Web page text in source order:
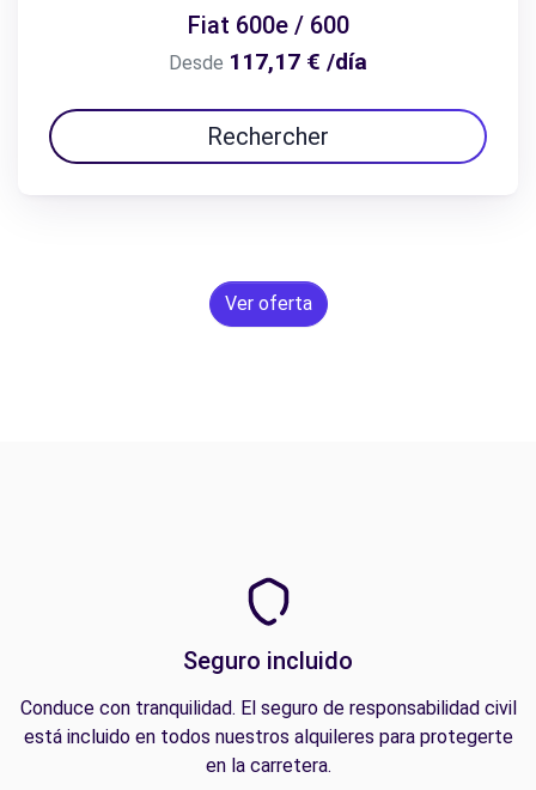
Fiat 600e / 600
Desde 117,17 € /día
Rechercher
Ver oferta
Seguro incluido
Conduce con tranquilidad. El seguro de responsabilidad civil
está incluido en todos nuestros alquileres para protegerte
en la carretera.